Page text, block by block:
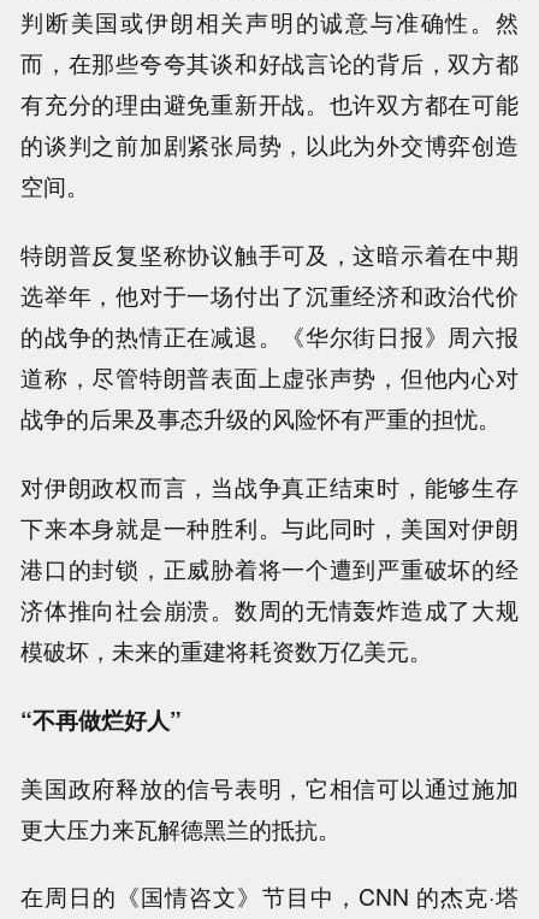
判断美国或伊朗相关声明的诚意与准确性。然
而，在那些夸夸其谈和好战言论的背后，双方都
有充分的理由避免重新开战。也许双方都在可能
的谈判之前加剧紧张局势，以此为外交博弈创造
空间。
特朗普反复坚称协议触手可及，这暗示着在中期
选举年，他对于一场付出了沉重经济和政治代价
的战争的热情正在减退。《华尔街日报》周六报
道称，尽管特朗普表面上虚张声势，但他内心对
战争的后果及事态升级的风险怀有严重的担忧。
对伊朗政权而言，当战争真正结束时，能够生存
下来本身就是一种胜利。与此同时，美国对伊朗
港口的封锁，正威胁着将一个遭到严重破坏的经
济体推向社会崩溃。数周的无情轰炸造成了大规
模破坏，未来的重建将耗资数万亿美元。
“不再做烂好人”
美国政府释放的信号表明，它相信可以通过施加
更大压力来瓦解德黑兰的抵抗。
在周日的《国情咨文》节目中，CNN 的杰克·塔